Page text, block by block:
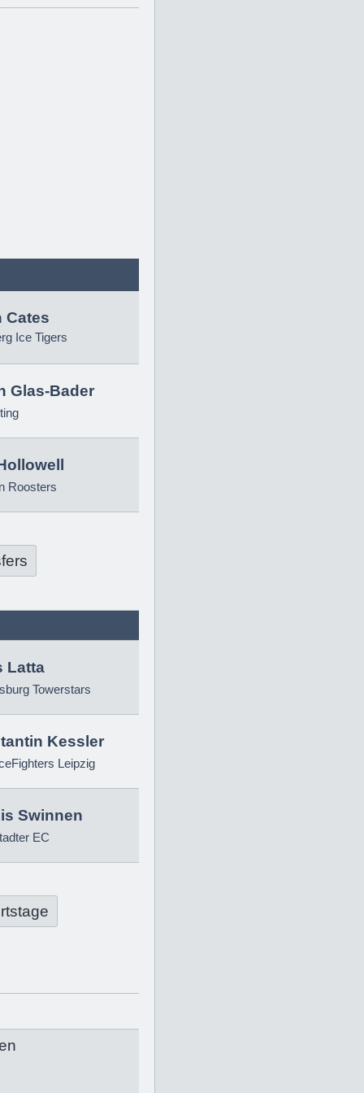
Cates
Ice Tigers
Glas-Bader
Roosters
Latta
Towerstars
Kessler
Leipzig
Swinnen
EC